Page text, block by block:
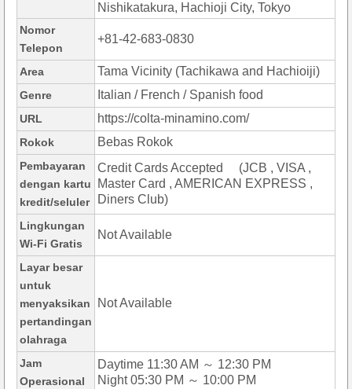
Nishikatakura, Hachioji City, Tokyo
Nomor
Telepon
+81-42-683-0830
Area Tama Vicinity (Tachikawa and Hachioiji)
Genre Italian / French / Spanish food
URL https://colta-minamino.com/
Rokok Bebas Rokok
Pembayaran
dengan kartu
kredit/seluler
Credit Cards Accepted (JCB , VISA ,
Master Card , AMERICAN EXPRESS ,
Diners Club)
Lingkungan
Wi-Fi Gratis
Not Available
Layar besar
untuk
menyaksikan
pertandingan
olahraga
Not Available
Jam
Operasional
Daytime 11:30 AM ～ 12:30 PM
Night 05:30 PM ～ 10:00 PM